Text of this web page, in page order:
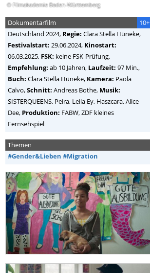
© Filmakademie Baden-Württemberg
10+
Dokumentarfilm
Deutschland 2024, Regie: Clara Stella Hüneke,
Festivalstart: 29.06.2024, Kinostart:
06.03.2025, FSK: keine FSK-Prüfung,
Empfehlung: ab 10 Jahren, Laufzeit: 97 Min.,
Buch: Clara Stella Hüneke, Kamera: Paola
Calvo,Schnitt: Andreas Bothe, Musik:
SISTERQUEENS, Peira, Leila Ey, Haszcara, Alice
Dee, Produktion: FABW, ZDF kleines
Fernsehspiel
Themen
#Gender&Lieben #Migration